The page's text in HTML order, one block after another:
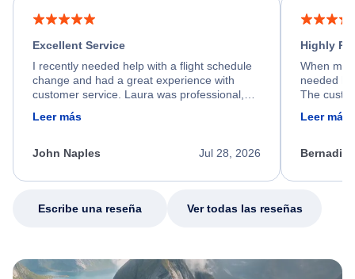
Excellent Service
I recently needed help with a flight schedule
change and had a great experience with
customer service. Laura was professional,
friendly, and very helpful throughout the
process. She quickly found a solution and
appreciate her excellent service.
Leer más
Jul 28, 2026
John Naples
Highly
When my
needed
The
calm,
my issue.
Leer más
Escribe una reseña Ver todas las reseñas